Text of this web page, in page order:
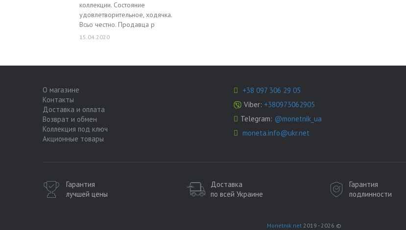
коллекции. Состояние
удовлетворительное, ходячка.
Всьо честно. Продавца р
15.04.2020
О магазине
Контакты
Доставка и оплата
Возврат и обмен
Коллекция под ключ
Акционные товары
+38 097 306 29 05
Viber: +380973062905
Telegram: @monetnik_ua
moneta.info@ukr.net
Гарантия
лучшей цены
Доставка
по всей Украине
Гарантия
подлинности
Monetnik.net2019 - 2026 ©